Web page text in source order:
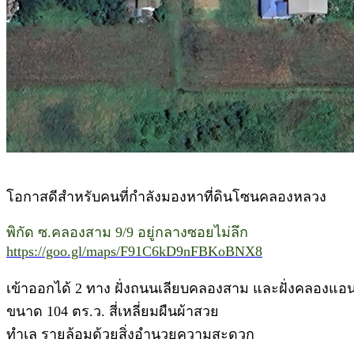
โอกาสดีสำหรับคนที่กำลังมองหาที่ดินโซนคลองหลวง
พิกัด ซ.คลองสาม 9/9 อยู่กลางซอยไม่ลึก
https://goo.gl/maps/F91C6kD9nFBKoBNX8
เข้าออกได้ 2 ทาง ฝั่งถนนเลียบคลองสาม และฝั่งคลองแอ
ขนาด 104 ตร.ว. สี่เหลี่ยมผืนผ้าสวย
ทำเล รายล้อมด้วยสิ่งอำนวยความสะดวก